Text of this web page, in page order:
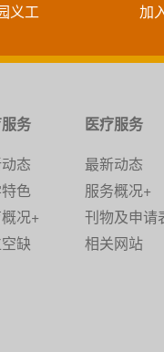
义工 加
务
态
色
况+
缺
医疗服务
最新动态
服务概况+
刊物及申请
相关网站